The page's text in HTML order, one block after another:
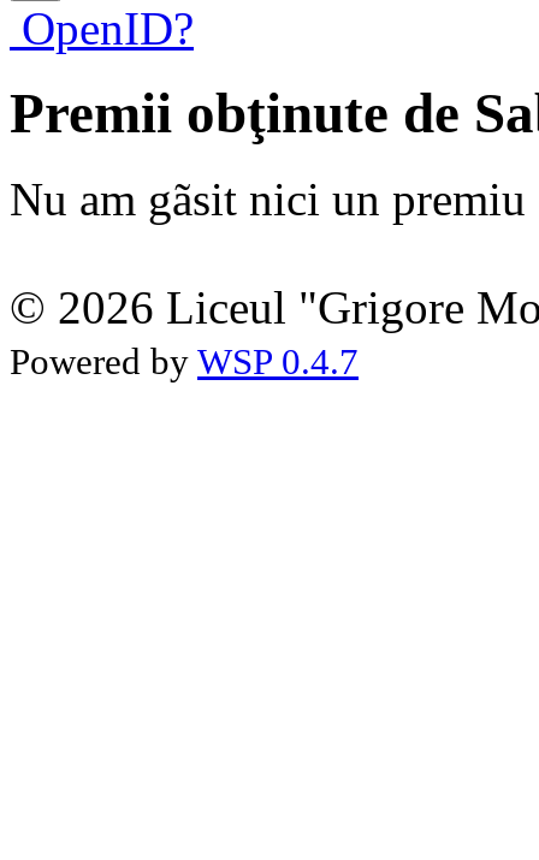
OpenID?
Premii obţinute de
Nu am gãsit nici un premiu
© 2026 Liceul "Grigore
Powered by WSP 0.4.7